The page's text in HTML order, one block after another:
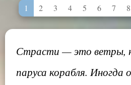
1 2 3 4 5 6 7 8
Страсти — это ветры,
паруса корабля. Иногда